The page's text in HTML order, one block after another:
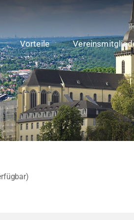
Vorteile